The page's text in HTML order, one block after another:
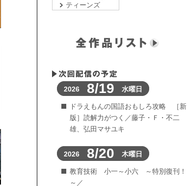
ティーンズ
2026 8/19 水曜日
ドラえもんの国語おもしろ攻略 ［新
版］読解力がつく／藤子・Ｆ・不二
雄、弘田マサユキ
2026 8/20 木曜日
教育技術 小一～小六 ～特別復刊！
～／